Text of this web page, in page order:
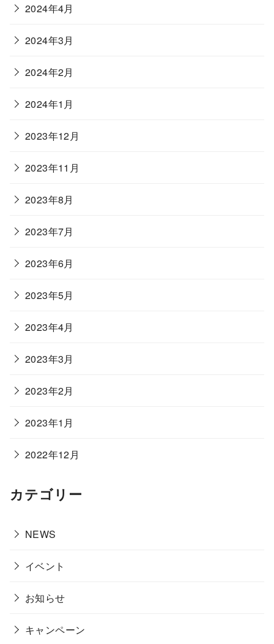
2024年4月
2024年3月
2024年2月
2024年1月
2023年12月
2023年11月
2023年8月
2023年7月
2023年6月
2023年5月
2023年4月
2023年3月
2023年2月
2023年1月
2022年12月
カテゴリー
NEWS
イベント
お知らせ
キャンペーン